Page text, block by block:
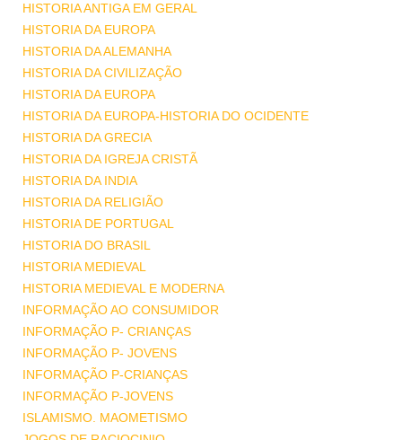
HISTORIA ANTIGA EM GERAL
HISTORIA DA EUROPA
HISTORIA DA ALEMANHA
HISTORIA DA CIVILIZAÇÃO
HISTORIA DA EUROPA
HISTORIA DA EUROPA-HISTORIA DO OCIDENTE
HISTORIA DA GRECIA
HISTORIA DA IGREJA CRISTÃ
HISTORIA DA INDIA
HISTORIA DA RELIGIÃO
HISTORIA DE PORTUGAL
HISTORIA DO BRASIL
HISTORIA MEDIEVAL
HISTORIA MEDIEVAL E MODERNA
INFORMAÇÃO AO CONSUMIDOR
INFORMAÇÃO P- CRIANÇAS
INFORMAÇÃO P- JOVENS
INFORMAÇÃO P-CRIANÇAS
INFORMAÇÃO P-JOVENS
ISLAMISMO. MAOMETISMO